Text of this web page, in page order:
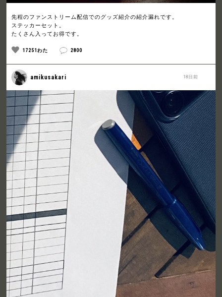
先程のファンストリーム配信でのグッズ紹介の紹介漏れです。
ステッカーセット。
たくさん入ってお得です。
17251わた 2800
18日前
amikusakari